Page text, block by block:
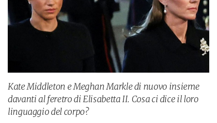
Kate Middleton e Meghan Markle di nuovo insieme
davanti al feretro di Elisabetta II. Cosa ci dice il loro
linguaggio del corpo?